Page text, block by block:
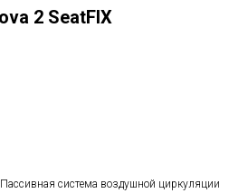
2 SeatFIX
Пассивная система воздушной циркуляции